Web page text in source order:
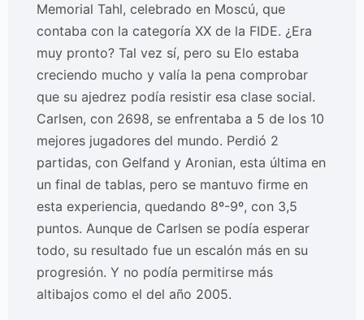
Memorial Tahl, celebrado en Moscú, que
contaba con la categoría XX de la FIDE. ¿Era
muy pronto? Tal vez sí, pero su Elo estaba
creciendo mucho y valía la pena comprobar
que su ajedrez podía resistir esa clase social.
Carlsen, con 2698, se enfrentaba a 5 de los 10
mejores jugadores del mundo. Perdió 2
partidas, con Gelfand y Aronian, esta última en
un final de tablas, pero se mantuvo firme en
esta experiencia, quedando 8º-9º, con 3,5
puntos. Aunque de Carlsen se podía esperar
todo, su resultado fue un escalón más en su
progresión. Y no podía permitirse más
altibajos como el del año 2005.